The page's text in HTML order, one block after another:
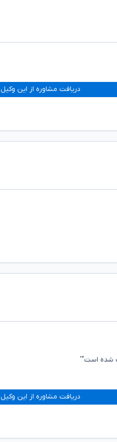
دریافت مشاوره از این وکیل
شده است"'
دریافت مشاوره از این وکیل